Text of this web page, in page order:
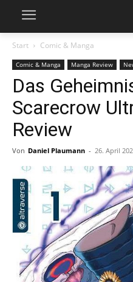
Start Comic & Manga
Comic & Manga Manga Review
Das
Scarecrow
Review
Von Daniel Plaumann - 26. April